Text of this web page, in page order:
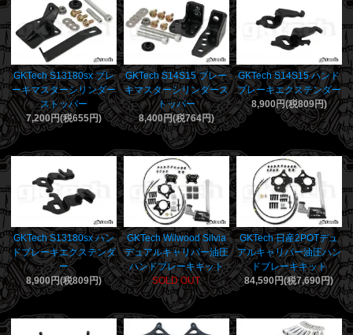
GKTech S13180sx ブレ
ーキマスターシリンダー
ストッパー
7,200円(税655円)
GKTech S14S15 ブレー
キマスターシリンダース
トッパー
8,400円(税764円)
GKTech S14S15 ハンド
ブレーキエクステンダー
8,900円(税809円)
GKTech S13180sx ハン
ドブレーキエクステンダ
ー
8,900円(税809円)
GKTech Wilwood Silvia
デュアルキャリパー油圧
ハンドブレーキキット
SOLD OUT
GKTech 日産2POTデュ
アルキャリパー油圧ハン
ドブレーキキット
84,590円(税7,690円)